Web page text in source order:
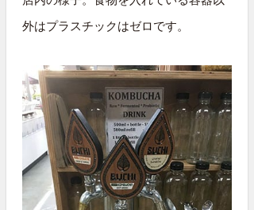
外はプラスチックはゼロです。